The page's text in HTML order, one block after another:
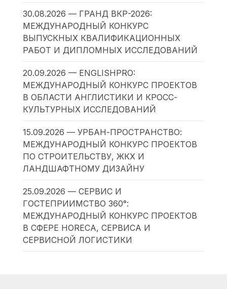
30.08.2026 — ГРАНД ВКР-2026:
МЕЖДУНАРОДНЫЙ КОНКУРС
ВЫПУСКНЫХ КВАЛИФИКАЦИОННЫХ
РАБОТ И ДИПЛОМНЫХ ИССЛЕДОВАНИЙ
20.09.2026 — ENGLISHPRO:
МЕЖДУНАРОДНЫЙ КОНКУРС ПРОЕКТОВ
В ОБЛАСТИ АНГЛИСТИКИ И КРОСС-
КУЛЬТУРНЫХ ИССЛЕДОВАНИЙ
15.09.2026 — УРБАН-ПРОСТРАНСТВО:
МЕЖДУНАРОДНЫЙ КОНКУРС ПРОЕКТОВ
ПО СТРОИТЕЛЬСТВУ, ЖКХ И
ЛАНДШАФТНОМУ ДИЗАЙНУ
25.09.2026 — СЕРВИС И
ГОСТЕПРИИМСТВО 360°:
МЕЖДУНАРОДНЫЙ КОНКУРС ПРОЕКТОВ
В СФЕРЕ HORECA, СЕРВИСА И
СЕРВИСНОЙ ЛОГИСТИКИ